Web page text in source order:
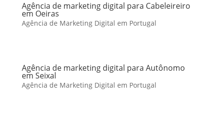
Agência de marketing digital para Cabeleireiro
em Oeiras
Agência de Marketing Digital em Portugal
Agência de marketing digital para Autônomo
em Seixal
Agência de Marketing Digital em Portugal